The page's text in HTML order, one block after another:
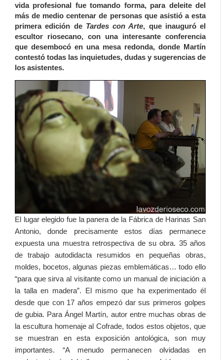
vida profesional fue tomando forma, para deleite del
más de medio centenar de personas que asistió a esta
primera edición de Tardes con Arte, que inauguró el
escultor riosecano, con una interesante conferencia
que desembocó en una mesa redonda, donde Martín
contestó todas las inquietudes, dudas y sugerencias de
los asistentes.
El lugar elegido fue la panera de la Fábrica de Harinas San
Antonio, donde precisamente estos días permanece
expuesta una muestra retrospectiva de su obra. 35 años
de trabajo autodidacta resumidos en pequeñas obras,
moldes, bocetos, algunas piezas emblemáticas… todo ello
“para que sirva al visitante como un manual de iniciación a
la talla en madera”. El mismo que ha experimentado él
desde que con 17 años empezó dar sus primeros golpes
de gubia. Para Ángel Martín, autor entre muchas obras de
la escultura homenaje al Cofrade, todos estos objetos, que
se muestran en esta exposición antológica, son muy
importantes. “A menudo permanecen olvidadas en